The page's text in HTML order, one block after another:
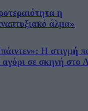
η
άλμα»
Η στιγμή
σε σκηνή στο